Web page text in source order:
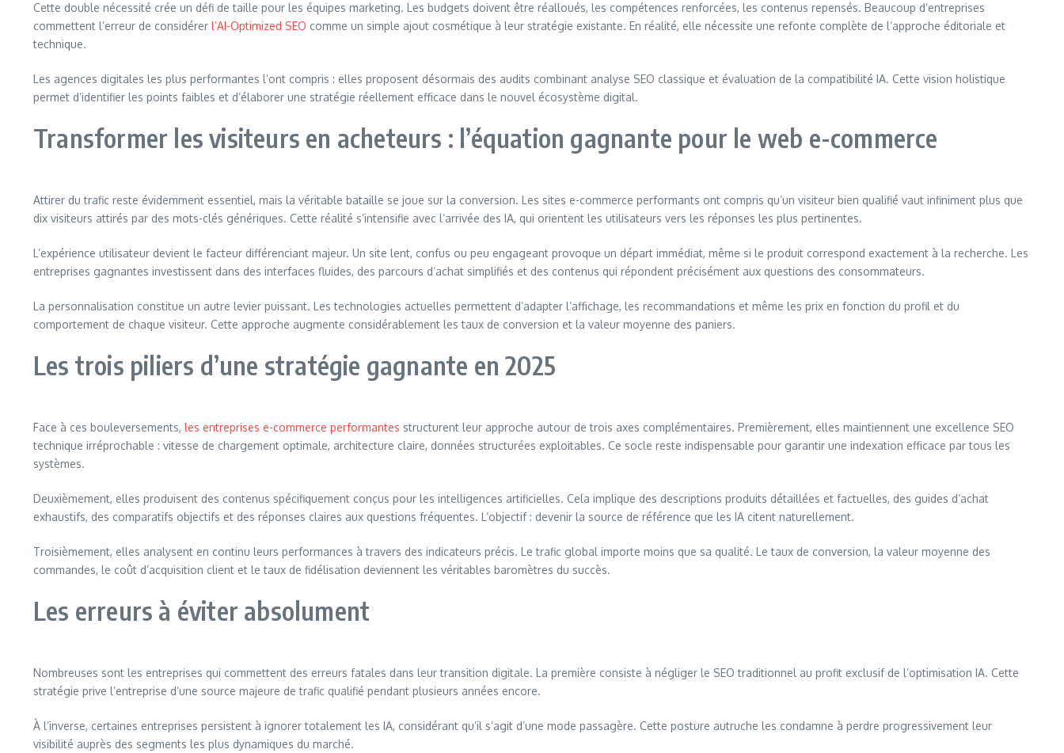
Cette double nécessité crée un défi de taille pour les équipes marketing. Les budgets doivent être réalloués, les compétences renforcées, les contenus repensés. Beaucoup d’entreprises
commettent l’erreur de considérer l’AI-Optimized SEO comme un simple ajout cosmétique à leur stratégie existante. En réalité, elle nécessite une refonte complète de l’approche éditoriale et
technique.
Les agences digitales les plus performantes l’ont compris : elles proposent désormais des audits combinant analyse SEO classique et évaluation de la compatibilité IA. Cette vision holistique
permet d’identifier les points faibles et d’élaborer une stratégie réellement efficace dans le nouvel écosystème digital.
Transformer les visiteurs en acheteurs : l’équation gagnante pour le web e-commerce
Attirer du trafic reste évidemment essentiel, mais la véritable bataille se joue sur la conversion. Les sites e-commerce performants ont compris qu’un visiteur bien qualifié vaut infiniment plus que
dix visiteurs attirés par des mots-clés génériques. Cette réalité s’intensifie avec l’arrivée des IA, qui orientent les utilisateurs vers les réponses les plus pertinentes.
L’expérience utilisateur devient le facteur différenciant majeur. Un site lent, confus ou peu engageant provoque un départ immédiat, même si le produit correspond exactement à la recherche. Les
entreprises gagnantes investissent dans des interfaces fluides, des parcours d’achat simplifiés et des contenus qui répondent précisément aux questions des consommateurs.
La personnalisation constitue un autre levier puissant. Les technologies actuelles permettent d’adapter l’affichage, les recommandations et même les prix en fonction du profil et du
comportement de chaque visiteur. Cette approche augmente considérablement les taux de conversion et la valeur moyenne des paniers.
Les trois piliers d’une stratégie gagnante en 2025
Face à ces bouleversements, les entreprises e-commerce performantes structurent leur approche autour de trois axes complémentaires. Premièrement, elles maintiennent une excellence SEO
technique irréprochable : vitesse de chargement optimale, architecture claire, données structurées exploitables. Ce socle reste indispensable pour garantir une indexation efficace par tous les
systèmes.
Deuxièmement, elles produisent des contenus spécifiquement conçus pour les intelligences artificielles. Cela implique des descriptions produits détaillées et factuelles, des guides d’achat
exhaustifs, des comparatifs objectifs et des réponses claires aux questions fréquentes. L’objectif : devenir la source de référence que les IA citent naturellement.
Troisièmement, elles analysent en continu leurs performances à travers des indicateurs précis. Le trafic global importe moins que sa qualité. Le taux de conversion, la valeur moyenne des
commandes, le coût d’acquisition client et le taux de fidélisation deviennent les véritables baromètres du succès.
Les erreurs à éviter absolument
Nombreuses sont les entreprises qui commettent des erreurs fatales dans leur transition digitale. La première consiste à négliger le SEO traditionnel au profit exclusif de l’optimisation IA. Cette
stratégie prive l’entreprise d’une source majeure de trafic qualifié pendant plusieurs années encore.
À l’inverse, certaines entreprises persistent à ignorer totalement les IA, considérant qu’il s’agit d’une mode passagère. Cette posture autruche les condamne à perdre progressivement leur
visibilité auprès des segments les plus dynamiques du marché.